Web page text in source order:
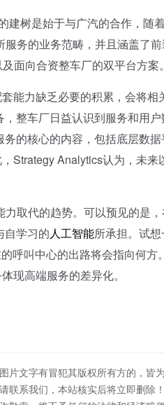
树是始于与广汽的合作，随
务的业务范畴，并且涵盖了
面向合资整车厂的双平台方案。
能力缺乏必要的积累，会将相
整车厂日益认识到服务和用
的核心的内容，包括底层数据
Strategy Analytics认为，未来
取代的趋势。可以预见的是，
自学习的人工智能所承担。试想
呼叫中心的出路将会指向何方
现高端服务的差异化。
片文字有冒犯其版权所有方的，皆
联系我们，本站核实后将立即删除